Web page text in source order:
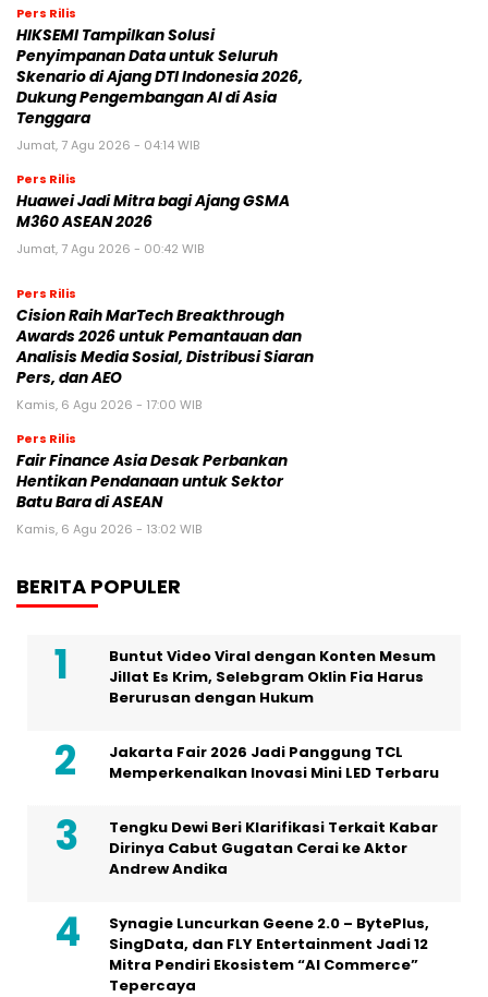
Pers Rilis
HIKSEMI Tampilkan Solusi
Penyimpanan Data untuk Seluruh
Skenario di Ajang DTI Indonesia 2026,
Dukung Pengembangan AI di Asia
Tenggara
Jumat, 7 Agu 2026 - 04:14 WIB
Pers Rilis
Huawei Jadi Mitra bagi Ajang GSMA
M360 ASEAN 2026
Jumat, 7 Agu 2026 - 00:42 WIB
Pers Rilis
Cision Raih MarTech Breakthrough
Awards 2026 untuk Pemantauan dan
Analisis Media Sosial, Distribusi Siaran
Pers, dan AEO
Kamis, 6 Agu 2026 - 17:00 WIB
Pers Rilis
Fair Finance Asia Desak Perbankan
Hentikan Pendanaan untuk Sektor
Batu Bara di ASEAN
Kamis, 6 Agu 2026 - 13:02 WIB
BERITA POPULER
Buntut Video Viral dengan Konten Mesum
Jillat Es Krim, Selebgram Oklin Fia Harus
Berurusan dengan Hukum
Jakarta Fair 2026 Jadi Panggung TCL
Memperkenalkan Inovasi Mini LED Terbaru
Tengku Dewi Beri Klarifikasi Terkait Kabar
Dirinya Cabut Gugatan Cerai ke Aktor
Andrew Andika
Synagie Luncurkan Geene 2.0 – BytePlus,
SingData, dan FLY Entertainment Jadi 12
Mitra Pendiri Ekosistem “AI Commerce”
Tepercaya